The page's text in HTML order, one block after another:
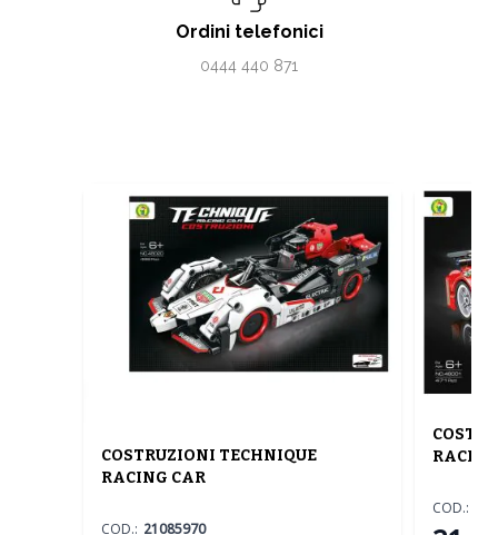
Ordini telefonici
0444 440 871
COSTRUZIONI TECHNIQUE
RACING CAR
COD.: 21085970
COD.: